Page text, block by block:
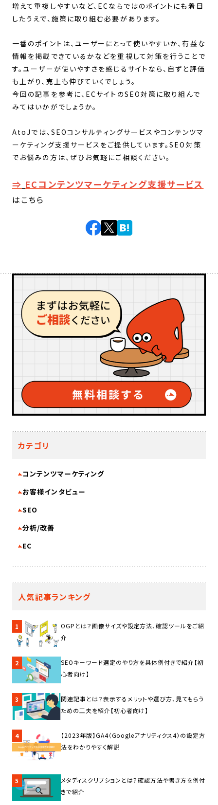
増えて重複しやすいなど、ECならではのポイントにも着目
したうえで、施策に取り組む必要があります。
一番のポイントは、ユーザーにとって使いやすいか、有益な
情報を掲載できているかなどを重視して対策を行うことで
す。ユーザーが使いやすさを感じるサイトなら、自ずと評価
も上がり、売上も伸びていくでしょう。
今回の記事を参考に、ECサイトのSEO対策に取り組んで
みてはいかがでしょうか。
AtoJでは、SEOコンサルティングサービスやコンテンツマ
ーケティング支援サービスをご提供しています。SEO対策
でお悩みの方は、ぜひお気軽にご相談ください。
⇒ ECコンテンツマーケティング支援サービス
はこちら
カテゴリ
コンテンツマーケティング
お客様インタビュー
SEO
分析/改善
EC
人気記事ランキング
1
OGPとは？画像サイズや設定方法、確認ツールをご紹
介
2
SEOキーワード選定のやり方を具体例付きで紹介【初
心者向け】
3
関連記事とは？表示するメリットや選び方、見てもらう
ための工夫を紹介【初心者向け】
4
【2023年版】GA4（Googleアナリティクス4）の設定方
法をわかりやすく解説
5
メタディスクリプションとは？確認方法や書き方を例付
きで紹介